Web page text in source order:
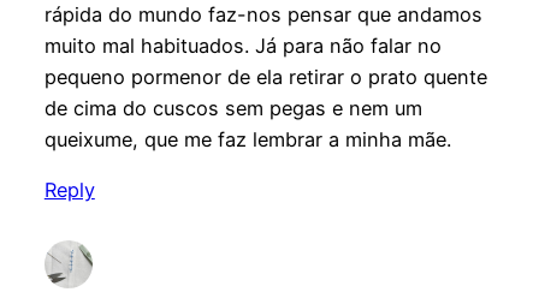
rápida do mundo faz-nos pensar que andamos
muito mal habituados. Já para não falar no
pequeno pormenor de ela retirar o prato quente
de cima do cuscos sem pegas e nem um
queixume, que me faz lembrar a minha mãe.
Reply